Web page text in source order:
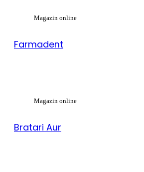
Magazin online
Farmadent
Magazin online
Bratari Aur